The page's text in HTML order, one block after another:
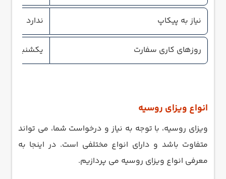
نیاز به پیکاپ ندارد
روزهای کاری سفارت یکشنبه،
انواع ویزای روسیه
ویزای روسیه، با توجه به نیاز و درخواست شما، می تواند
متفاوت باشد و دارای انواع مختلفی است. در اینجا به
معرفی انواع ویزای روسیه می پردازیم.